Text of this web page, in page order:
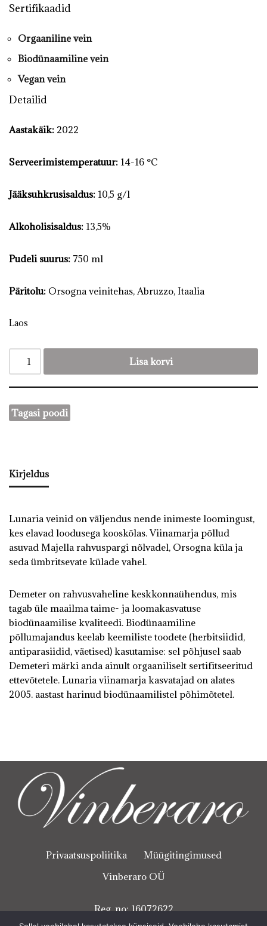
Sertifikaadid
Orgaaniline vein
Biodünaamiline vein
Vegan vein
Detailid
Aastakäik: 2022
Serveerimistemperatuur: 14-16 °C
Jääksuhkrusisaldus: 10,5 g/l
Alkoholisisaldus: 13,5%
Pudeli suurus: 750 ml
Päritolu: Orsogna veinitehas, Abruzzo, Itaalia
Laos
Lisa korvi
Tagasi poodi
Kirjeldus
Lunaria veinid on väljendus nende inimeste loomingust,
kes elavad loodusega kooskõlas. Viinamarja põllud
asuvad Majella rahvuspargi nõlvadel, Orsogna küla ja
seda ümbritsevate külade vahel.
Demeter on rahvusvaheline keskkonnaühendus, mis
tagab üle maailma taime- ja loomakasvatuse
biodünaamilise kvaliteedi. Biodünaamiline
põllumajandus keelab keemiliste toodete (herbitsiidid,
antiparasiidid, väetised) kasutamise: sel põhjusel saab
Demeteri märki anda ainult orgaaniliselt sertifitseeritud
ettevõtetele. Lunaria viinamarja kasvatajad on alates
2005. aastast harinud biodünaamilistel põhimõtetel.
Privaatsuspoliitika
Müügitingimused
Vinberaro OÜ
Reg. no: 16072622